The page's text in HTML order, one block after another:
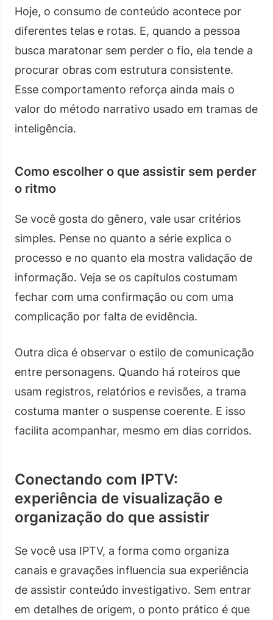
Hoje, o consumo de conteúdo acontece por
diferentes telas e rotas. E, quando a pessoa
busca maratonar sem perder o fio, ela tende a
procurar obras com estrutura consistente.
Esse comportamento reforça ainda mais o
valor do método narrativo usado em tramas de
inteligência.
Como escolher o que assistir sem perder
o ritmo
Se você gosta do gênero, vale usar critérios
simples. Pense no quanto a série explica o
processo e no quanto ela mostra validação de
informação. Veja se os capítulos costumam
fechar com uma confirmação ou com uma
complicação por falta de evidência.
Outra dica é observar o estilo de comunicação
entre personagens. Quando há roteiros que
usam registros, relatórios e revisões, a trama
costuma manter o suspense coerente. E isso
facilita acompanhar, mesmo em dias corridos.
Conectando com IPTV:
experiência de visualização e
organização do que assistir
Se você usa IPTV, a forma como organiza
canais e gravações influencia sua experiência
de assistir conteúdo investigativo. Sem entrar
em detalhes de origem, o ponto prático é que